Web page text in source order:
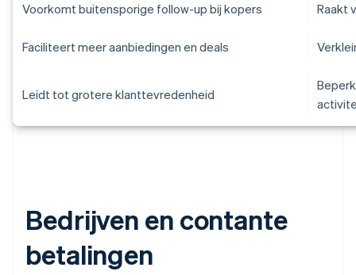
Voorkomt buitensporige follow-up bij kopers Raakt
Faciliteert meer aanbiedingen en deals
Leidt tot grotere klanttevredenheid
Bedrijven en contante
betalingen